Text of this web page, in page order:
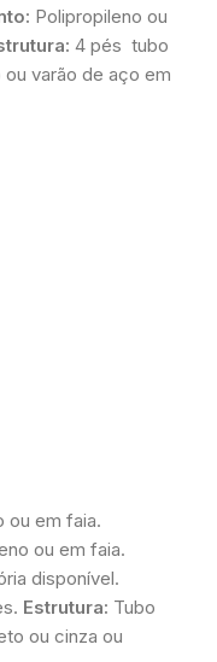
Polipropileno ou
4 pés tubo
varão de aço em
ou em faia.
ou em faia.
disponível.
Estrutura: Tubo
ou cinza ou